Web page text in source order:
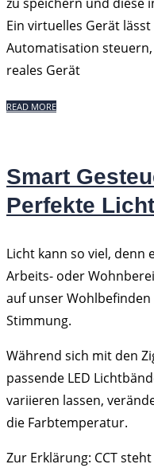
Ein virtuelles Gerät
Automatisation
reales Gerät
READ MORE
Smart
Perfekte Licht
Licht kann so viel,
Arbeits- oder
auf unser
Stimmung.
Während sich mit den
passende LED
variieren lassen,
die Farbtemperatur.
Zur Erklärung: CCT